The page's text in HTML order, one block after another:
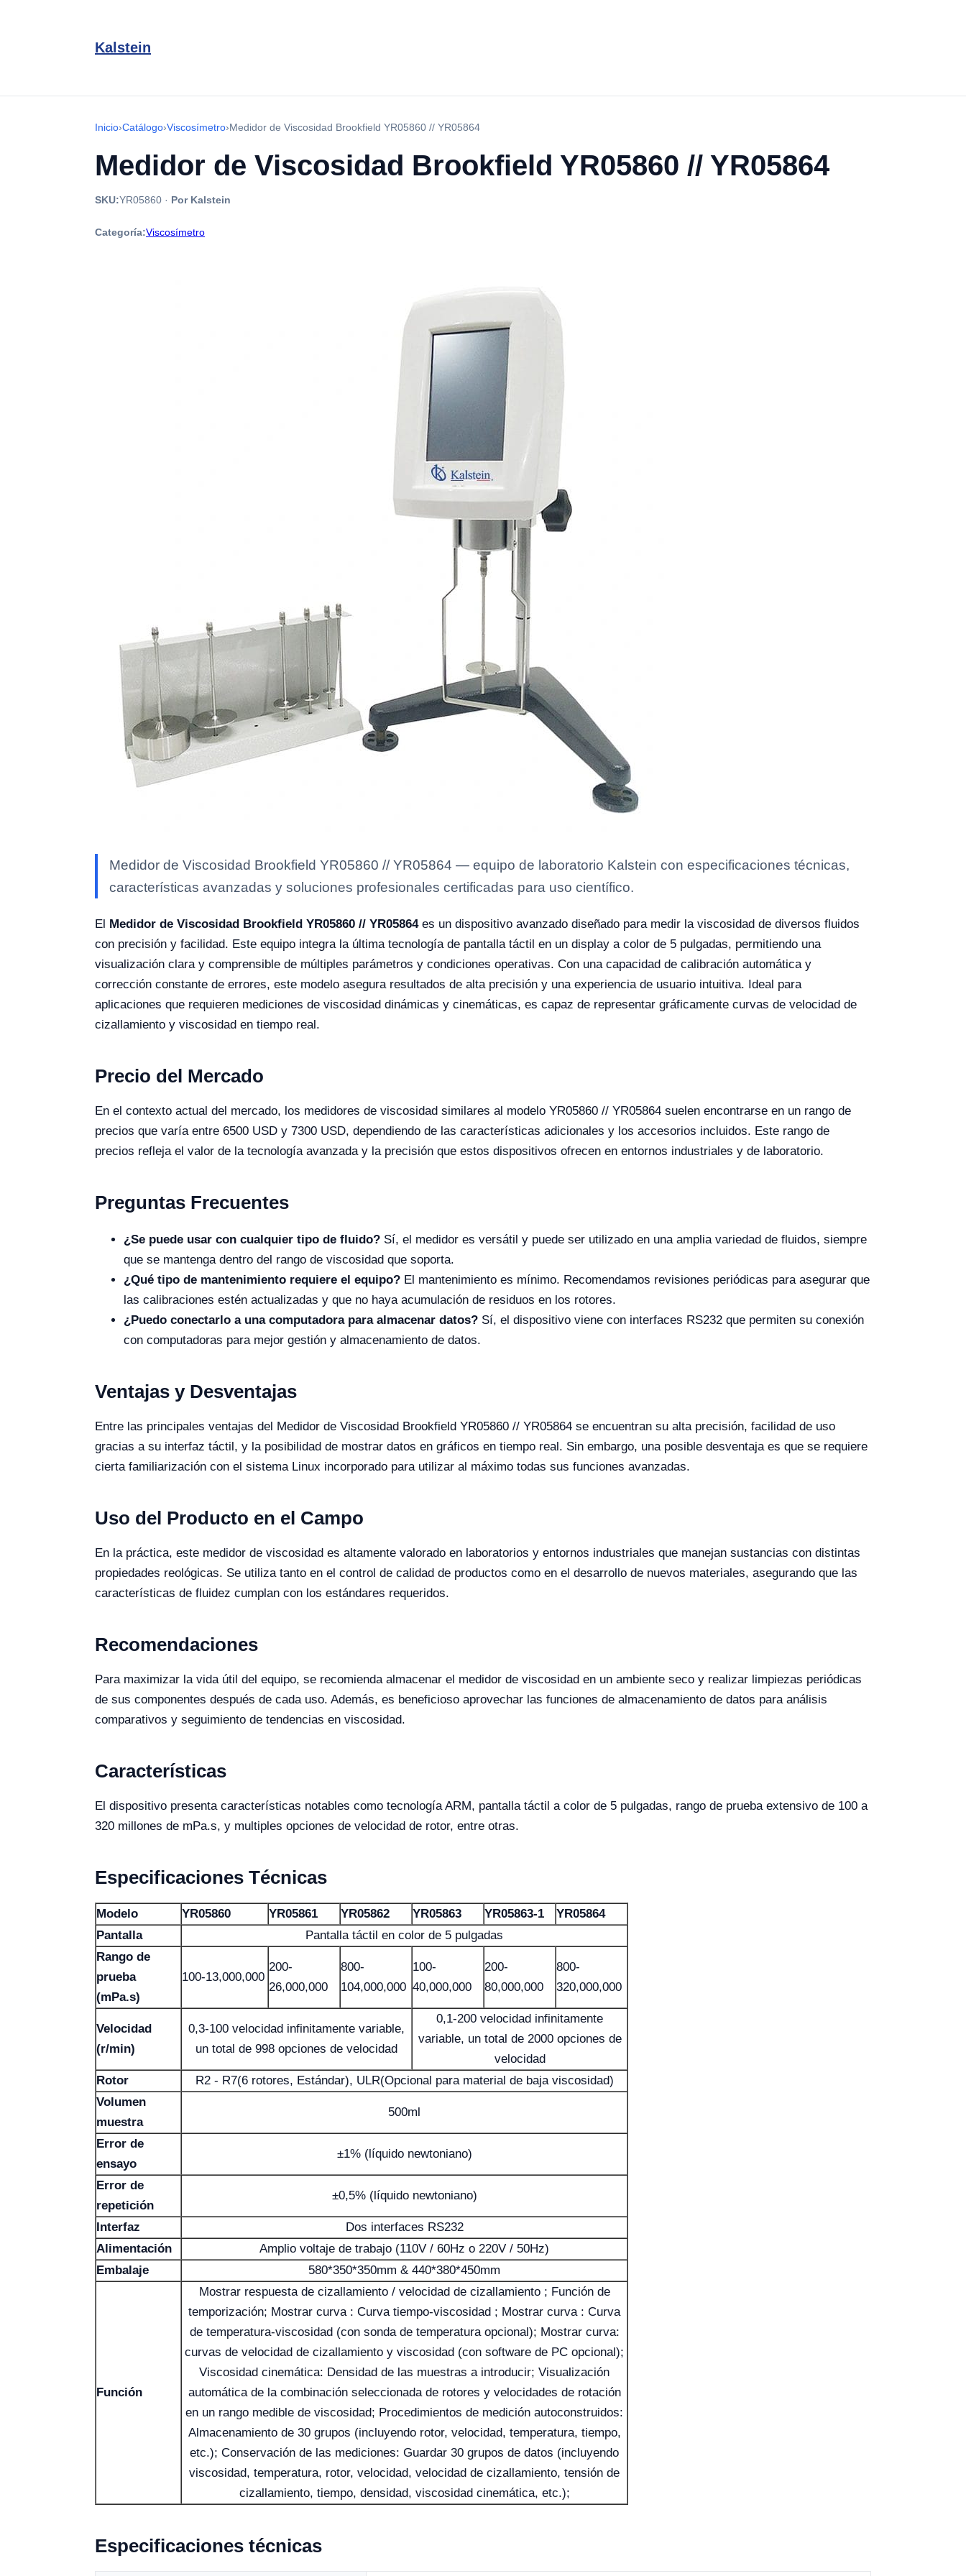
Kalstein
Inicio›Catálogo›Viscosímetro›Medidor de Viscosidad Brookfield YR05860 // YR05864
Medidor de Viscosidad Brookfield YR05860 // YR05864
SKU:YR05860 · Por Kalstein
Categoría:Viscosímetro
Medidor de Viscosidad Brookfield YR05860 // YR05864 — equipo de laboratorio Kalstein con especificaciones técnicas,
características avanzadas y soluciones profesionales certificadas para uso científico.
El Medidor de Viscosidad Brookfield YR05860 // YR05864es un dispositivo avanzado diseñado para medir la viscosidad de diversos fluidos
con precisión y facilidad. Este equipo integra la última tecnología de pantalla táctil en un display a color de 5 pulgadas, permitiendo una
visualización clara y comprensible de múltiples parámetros y condiciones operativas. Con una capacidad de calibración automática y
corrección constante de errores, este modelo asegura resultados de alta precisión y una experiencia de usuario intuitiva. Ideal para
aplicaciones que requieren mediciones de viscosidad dinámicas y cinemáticas, es capaz de representar gráficamente curvas de velocidad de
cizallamiento y viscosidad en tiempo real.
Precio del Mercado
En el contexto actual del mercado, los medidores de viscosidad similares al modelo YR05860 // YR05864 suelen encontrarse en un rango de
precios que varía entre 6500 USD y 7300 USD, dependiendo de las características adicionales y los accesorios incluidos. Este rango de
precios refleja el valor de la tecnología avanzada y la precisión que estos dispositivos ofrecen en entornos industriales y de laboratorio.
Preguntas Frecuentes
¿Se puede usar con cualquier tipo de fluido? Sí, el medidor es versátil y puede ser utilizado en una amplia variedad de fluidos, siempre
que se mantenga dentro del rango de viscosidad que soporta.
¿Qué tipo de mantenimiento requiere el equipo? El mantenimiento es mínimo. Recomendamos revisiones periódicas para asegurar que
las calibraciones estén actualizadas y que no haya acumulación de residuos en los rotores.
¿Puedo conectarlo a una computadora para almacenar datos? Sí, el dispositivo viene con interfaces RS232 que permiten su conexión
con computadoras para mejor gestión y almacenamiento de datos.
Ventajas y Desventajas
Entre las principales ventajas del Medidor de Viscosidad Brookfield YR05860 // YR05864 se encuentran su alta precisión, facilidad de uso
gracias a su interfaz táctil, y la posibilidad de mostrar datos en gráficos en tiempo real. Sin embargo, una posible desventaja es que se requiere
cierta familiarización con el sistema Linux incorporado para utilizar al máximo todas sus funciones avanzadas.
Uso del Producto en el Campo
En la práctica, este medidor de viscosidad es altamente valorado en laboratorios y entornos industriales que manejan sustancias con distintas
propiedades reológicas. Se utiliza tanto en el control de calidad de productos como en el desarrollo de nuevos materiales, asegurando que las
características de fluidez cumplan con los estándares requeridos.
Recomendaciones
Para maximizar la vida útil del equipo, se recomienda almacenar el medidor de viscosidad en un ambiente seco y realizar limpiezas periódicas
de sus componentes después de cada uso. Además, es beneficioso aprovechar las funciones de almacenamiento de datos para análisis
comparativos y seguimiento de tendencias en viscosidad.
Características
El dispositivo presenta características notables como tecnologí­a ARM, pantalla táctil a color de 5 pulgadas, rango de prueba extensivo de 100 a
320 millones de mPa.s, y multiples opciones de velocidad de rotor, entre otras.
Especificaciones Técnicas
Modelo YR05860 YR05861 YR05862 YR05863 YR05863-1
YR05864
Pantalla
Pantalla táctil en color de 5 pulgadas
Rango de
prueba
(mPa.s)
100-13,000,000
200-
26,000,000
800-
104,000,000
100-
40,000,000
200-
80,000,000
800-
320,000,000
Velocidad
(r/min)
0,3-100 velocidad infinitamente variable,
un total de 998 opciones de velocidad
0,1-200 velocidad infinitamente
variable, un total de 2000 opciones de
velocidad
Rotor
R2 - R7(6 rotores, Estándar), ULR(Opcional para material de baja viscosidad)
Volumen
muestra
500ml
Error de
ensayo
±1% (líquido newtoniano)
Error de
repetición
±0,5% (líquido newtoniano)
Interfaz
Dos interfaces RS232
Alimentación
Amplio voltaje de trabajo (110V / 60Hz o 220V / 50Hz)
Embalaje
580*350*350mm & 440*380*450mm
Función
Mostrar respuesta de cizallamiento / velocidad de cizallamiento ; Función de
temporización; Mostrar curva : Curva tiempo-viscosidad ; Mostrar curva : Curva
de temperatura-viscosidad (con sonda de temperatura opcional); Mostrar curva:
curvas de velocidad de cizallamiento y viscosidad (con software de PC opcional);
Viscosidad cinemática: Densidad de las muestras a introducir; Visualización
automática de la combinación seleccionada de rotores y velocidades de rotación
en un rango medible de viscosidad; Procedimientos de medición autoconstruidos:
Almacenamiento de 30 grupos (incluyendo rotor, velocidad, temperatura, tiempo,
etc.); Conservación de las mediciones: Guardar 30 grupos de datos (incluyendo
viscosidad, temperatura, rotor, velocidad, velocidad de cizallamiento, tensión de
cizallamiento, tiempo, densidad, viscosidad cinemática, etc.);
Especificaciones técnicas